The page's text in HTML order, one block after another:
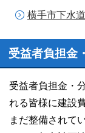
横手市下水
受益者負担金
受益者負担金・
れる皆様に建設
まだ整備されて